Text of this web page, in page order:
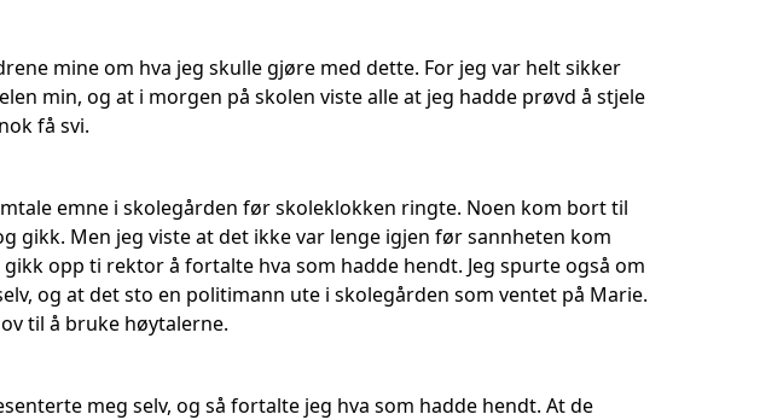
mine om hva jeg skulle gjøre med dette. For jeg var helt sikker
min, og at i morgen på skolen viste alle at jeg hadde prøvd å stjele
få svi.
emne i skolegården før skoleklokken ringte. Noen kom bort til
gikk. Men jeg viste at det ikke var lenge igjen før sannheten kom
opp ti rektor å fortalte hva som hadde hendt. Jeg spurte også om
og at det sto en politimann ute i skolegården som ventet på Marie.
til å bruke høytalerne.
meg selv, og så fortalte jeg hva som hadde hendt. At de